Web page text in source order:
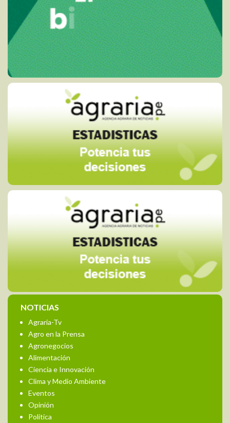
NOTICIAS
Agraria-Tv
Agro en la Prensa
Agronegocios
Alimentación
Ciencia e Innovación
Clima y Medio Ambiente
Eventos
Opinión
Política